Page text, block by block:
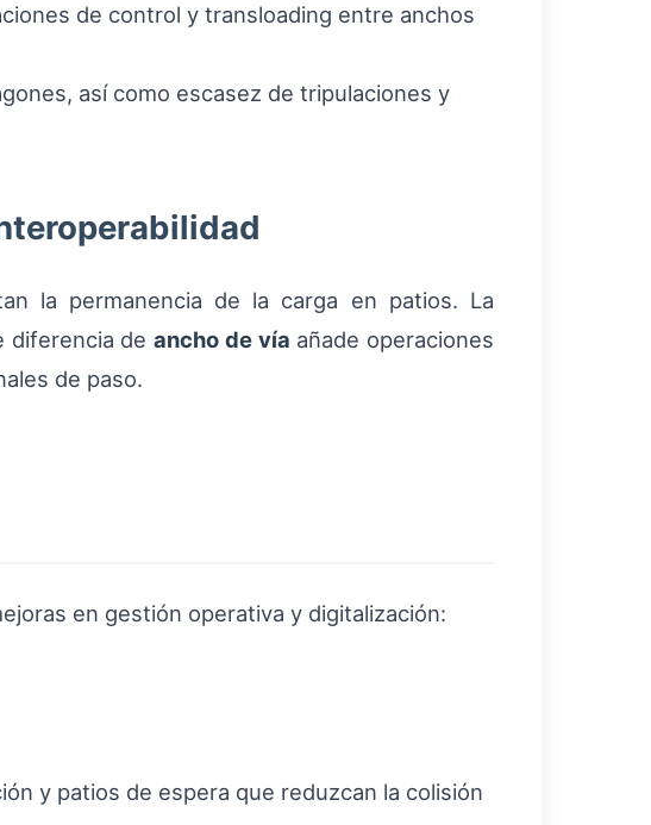
de control y transloading entre anchos
así como escasez de tripulaciones y
la permanencia de la carga en patios. La
diferencia deancho de vía añade operaciones
de paso.
en gestión operativa y digitalización:
y patios de espera que reduzcan la colisión